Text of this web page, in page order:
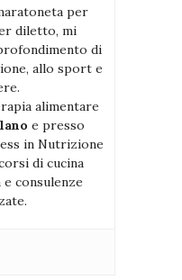
per
diletto, mi
di
allo sport e
alimentare
e presso
in Nutrizione
di cucina
consulenze